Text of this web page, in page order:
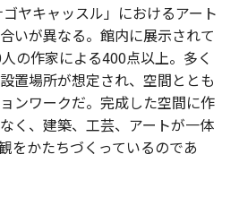
ヤキャッスル」におけるアート
いが異なる。館内に展示されて
の作家による400点以上。多く
置場所が想定され、空間ととも
ンワークだ。完成した空間に作
く、建築、工芸、アートが一体
をかたちづくっているのであ